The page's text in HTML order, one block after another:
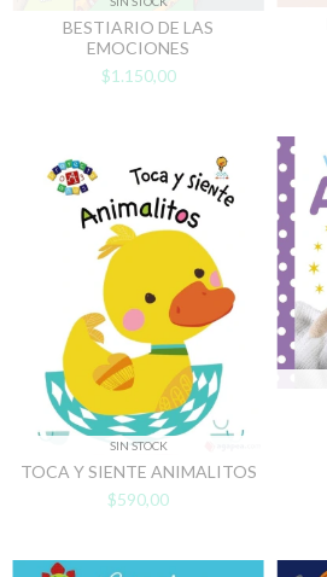
BESTIARIO DE LAS
EMOCIONES
$1.150,00
SIN STOCK
TOCA Y SIENTE ANIMALITOS
$590,00